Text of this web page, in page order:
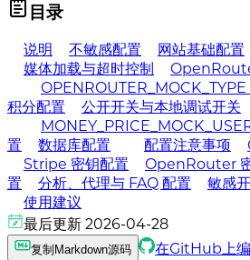
目录
说明 不敏感配置 网站基础配置
媒体加载与超时控制
OPENROUTER_MOCK_TYPE
积分配置
公开开关与本地调试开关
置
数据库配置 配置注意事项
Stripe 密钥配置
OpenRouter
置
分析、代理与 FAQ 配置 敏感
使用建议
最后更新 2026-04-28
复制Markdown源码 在GitHub上